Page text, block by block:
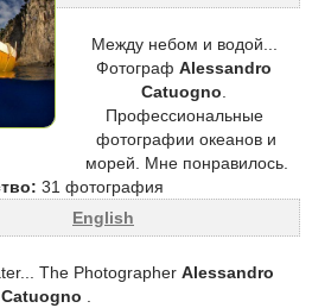
Между небом и водой...
Фотограф Alessandro
Catuogno
Профессиональные
фотографии океанов и
морей. Мне понравилось.
31 фотография
English
The Photographer Alessandro
Catuogno